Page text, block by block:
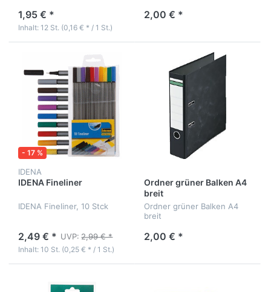
1,95 € *
Inhalt: 12 St. (0,16 € * / 1 St.)
2,00 € *
- 17 %
IDENA
IDENA Fineliner
IDENA Fineliner, 10 Stck
2,49 € * UVP: 2,99 € *
Inhalt: 10 St. (0,25 € * / 1 St.)
Ordner grüner Balken A4
breit
Ordner grüner Balken A4
breit
2,00 € *